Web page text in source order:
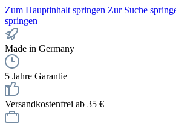
Zum Hauptinhalt springen Zur Suche
springen
Made in Germany
5 Jahre Garantie
Versandkostenfrei ab 35 €